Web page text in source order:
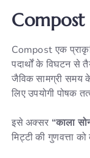
Compost
Compost एक
पदार्थों के विघटन से
जैविक सामग्री समय
लिए उपयोगी पोषक
इसे अक्सर “काला
मिट्टी की गुणवत्ता